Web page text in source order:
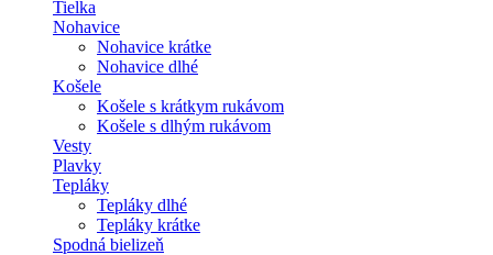
Tielka
Nohavice
Nohavice krátke
Nohavice dlhé
Košele
Košele s krátkym rukávom
Košele s dlhým rukávom
Vesty
Plavky
Tepláky
Tepláky dlhé
Tepláky krátke
Spodná bielizeň